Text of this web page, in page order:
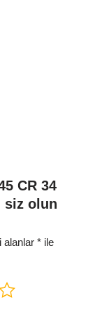
CR 34
siz olun
alanlar * ile